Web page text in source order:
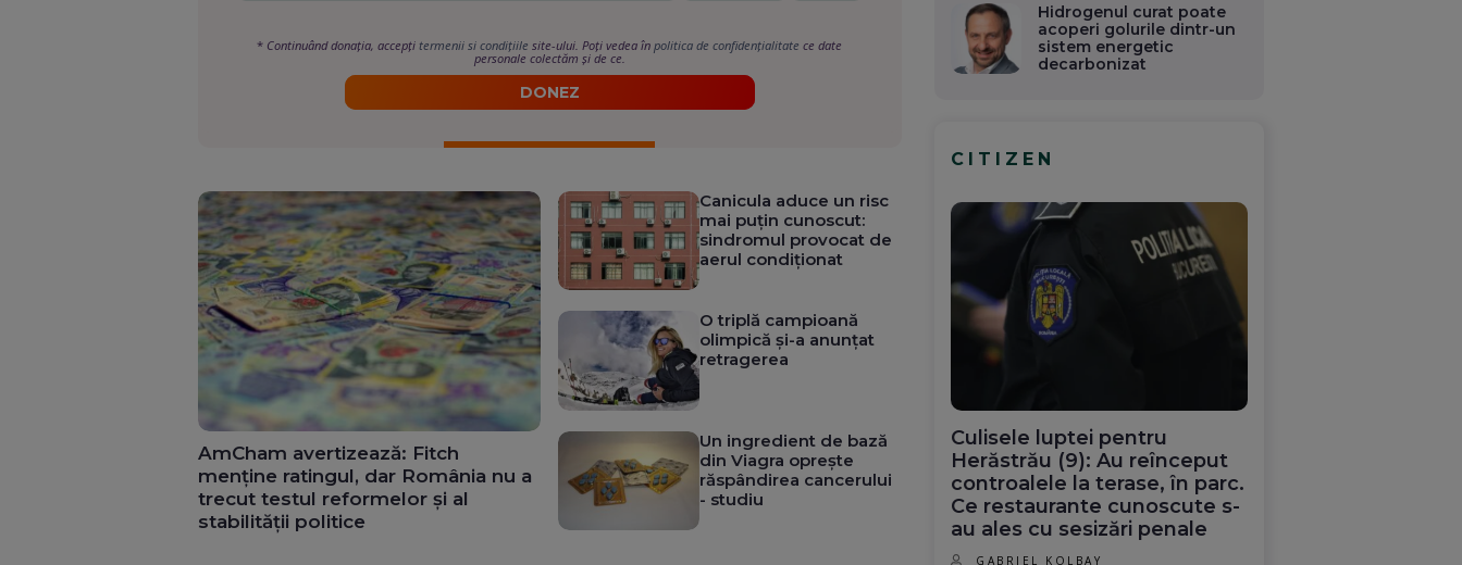
* Continuând donația, accepțitermenii si condițiile site-ului. Poți vedea înpolitica de confidențialitate ce date
personale colectăm și de ce.
DONEZ
AmCham avertizează: Fitch
menține ratingul, dar România nu a
trecut testul reformelor și al
stabilității politice
Canicula aduce un risc
mai puțin cunoscut:
sindromul provocat de
aerul condiționat
O triplă campioană
olimpică și-a anunțat
retragerea
Un ingredient de bază
din Viagra oprește
răspândirea cancerului
- studiu
Hidrogenul curat poate
acoperi golurile dintr-un
sistem energetic
decarbonizat
CITIZEN
Culisele luptei pentru
Herăstrău (9): Au reînceput
controalele la terase, în parc.
Ce restaurante cunoscute s-
au ales cu sesizări penale
GABRIEL KOLBAY